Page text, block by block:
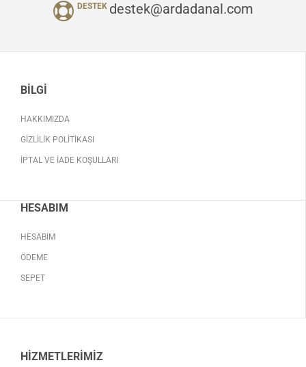
DESTEK destek@ardadanal.com
BILGI
HAKKIMIZDA
GIZLILIK POLITIKASI
İPTAL VE İADE KOŞULLARI
HESABIM
HESABIM
ÖDEME
SEPET
HIZMETLERIMIZ